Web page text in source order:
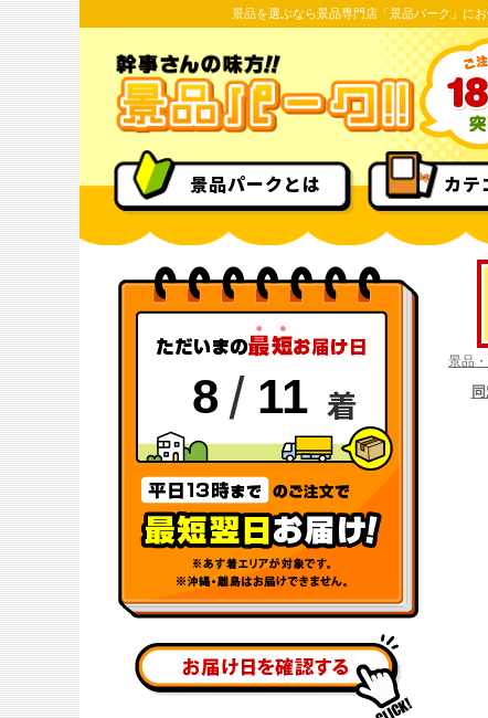
景品を選ぶなら景品専門店「景品パーク」に
景品パークとは カテ
8 / 11 着
景品